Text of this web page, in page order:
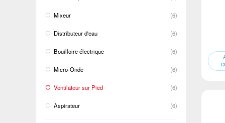
Mixeur (6)
Distributeur d'eau (6)
Bouilloire électrique (6)
Micro-Onde (6)
Ventilateur sur Pied (6)
Aspirateur (6)